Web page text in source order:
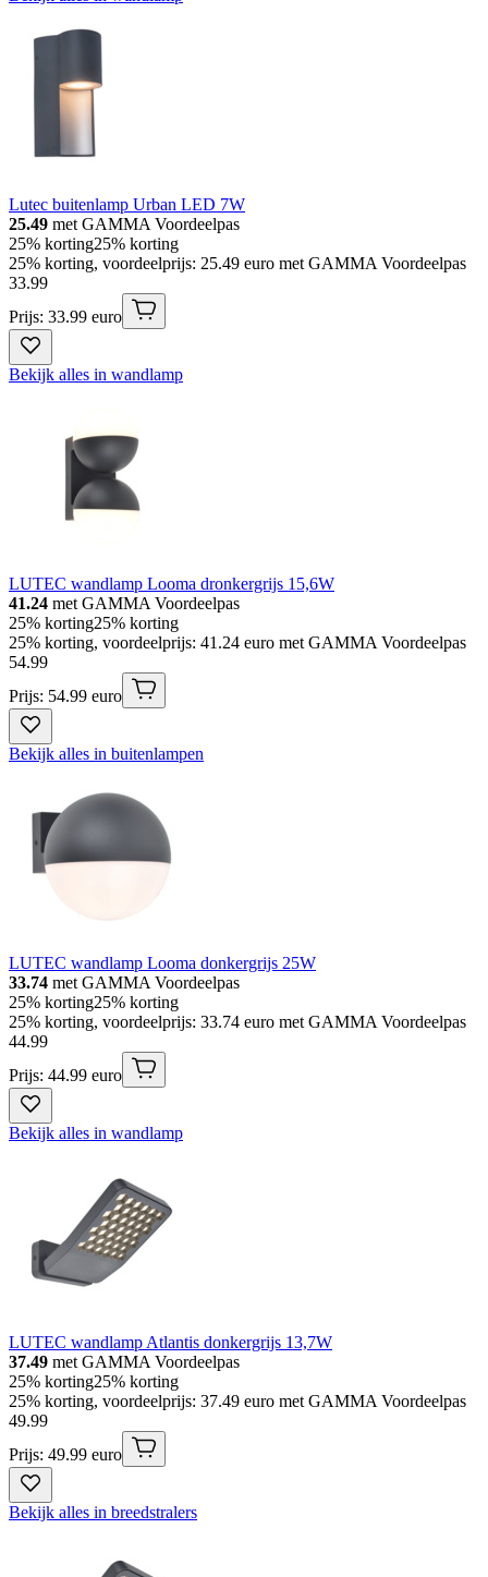
Lutec buitenlamp Urban LED 7W
25.49 met GAMMA Voordeelpas
25% korting25% korting
25% korting, voordeelprijs: 25.49 euro met GAMMA Voordeelpas
33.99
Prijs: 33.99 euro
Bekijk alles in wandlamp
LUTEC wandlamp Looma dronkergrijs 15,6W
41.24 met GAMMA Voordeelpas
25% korting25% korting
25% korting, voordeelprijs: 41.24 euro met GAMMA Voordeelpas
54.99
Prijs: 54.99 euro
Bekijk alles in buitenlampen
LUTEC wandlamp Looma donkergrijs 25W
33.74 met GAMMA Voordeelpas
25% korting25% korting
25% korting, voordeelprijs: 33.74 euro met GAMMA Voordeelpas
44.99
Prijs: 44.99 euro
Bekijk alles in wandlamp
LUTEC wandlamp Atlantis donkergrijs 13,7W
37.49 met GAMMA Voordeelpas
25% korting25% korting
25% korting, voordeelprijs: 37.49 euro met GAMMA Voordeelpas
49.99
Prijs: 49.99 euro
Bekijk alles in breedstralers